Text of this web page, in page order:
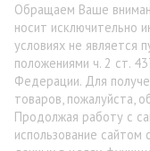
Обращаем Ваше
носит исключительно
условиях не является
положениями ч. 2 ст.
Федерации. Для
товаров, пожалуйста,
Продолжая работу с
использование